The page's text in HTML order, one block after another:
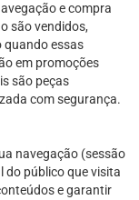
e compra
são vendidos,
quando essas
em promoções
são peças
com segurança.
navegação (sessão
do público que visita
e garantir